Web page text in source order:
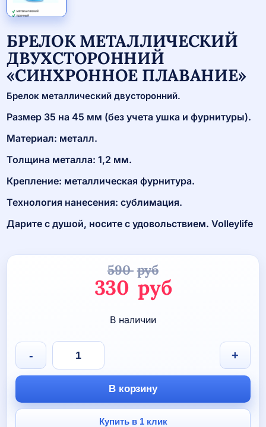
БРЕЛОК МЕТАЛЛИЧЕСКИЙ
ДВУХСТОРОННИЙ
«СИНХРОННОЕ ПЛАВАНИЕ»
Брелок металлический двусторонний.
Размер 35 на 45 мм (без учета ушка и фурнитуры).
Материал: металл.
Толщина металла: 1,2 мм.
Крепление: металлическая фурнитура.
Технология нанесения: сублимация.
Дарите с душой, носите с удовольствием. Volleylife
590 руб
цена
составляла
330 руб
Текущая
цена:
В наличии
Количество
товара
Брелок
металлический
"Синхронное
- +
В корзину
Купить в 1 клик